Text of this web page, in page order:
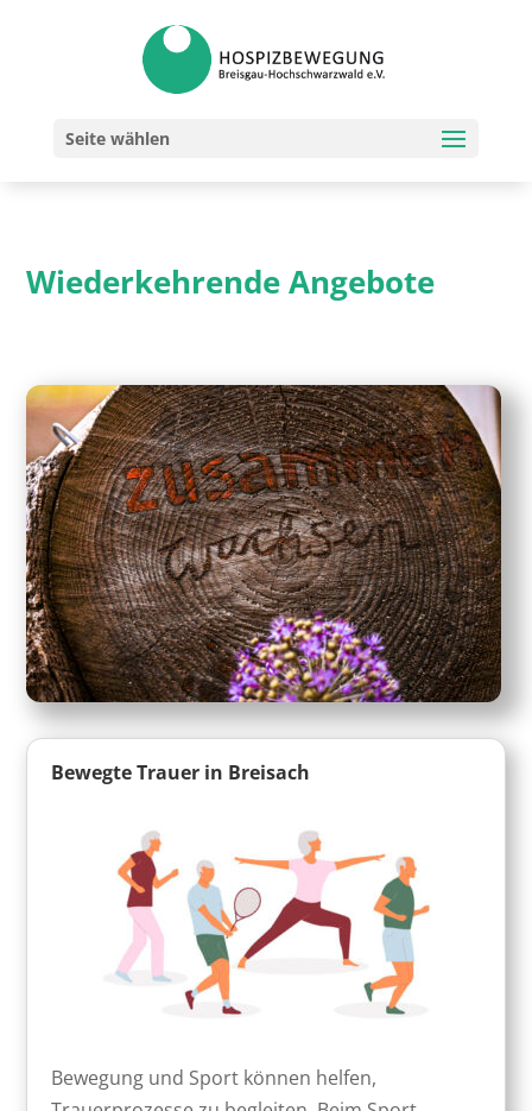
Seite wählen
Wiederkehrende Angebote
Bewegte Trauer in Breisach
Bewegung und Sport können helfen,